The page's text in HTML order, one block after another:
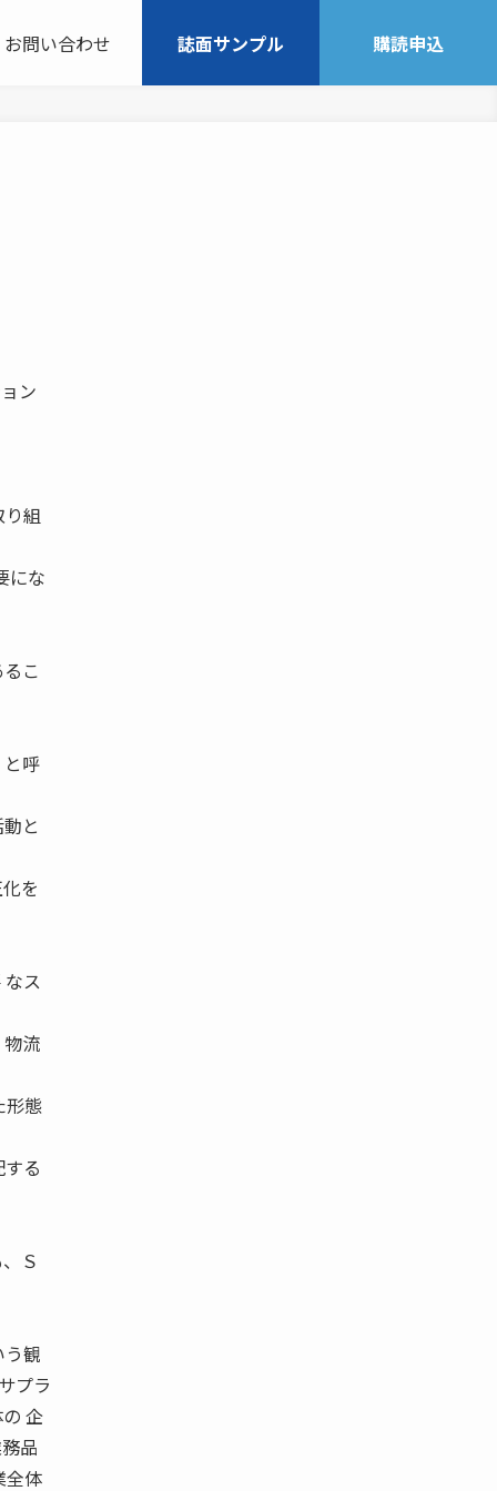
お問い合わせ 誌面サンプル 購読申込
ン
組
にな
こ
呼
と
を
ス
流
形態
る
Ｓ
観
プラ
企
品
全体